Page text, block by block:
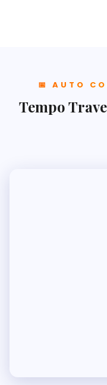
📅 AUTO
Tempo